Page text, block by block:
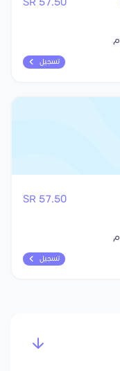
تسجيل
57.50 SR
تسجيل